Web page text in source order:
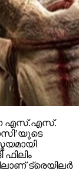
എസ്.എസ്.
ട്രെയിലര്‍